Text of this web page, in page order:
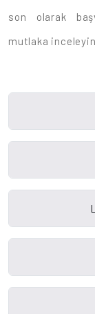
son olarak
mutlaka